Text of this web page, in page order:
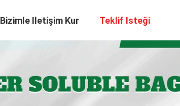
Bizimle Iletişim Kur Teklif Isteği